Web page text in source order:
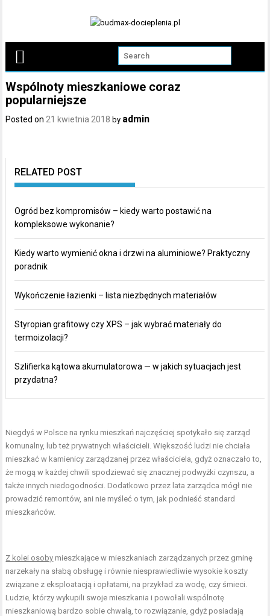
Wspólnoty mieszkaniowe coraz
popularniejsze
Posted on 21 kwietnia 2018 by admin
RELATED POST
Ogród bez kompromisów – kiedy warto postawić na
kompleksowe wykonanie?
Kiedy warto wymienić okna i drzwi na aluminiowe? Praktyczny
poradnik
Wykończenie łazienki – lista niezbędnych materiałów
Styropian grafitowy czy XPS – jak wybrać materiały do
termoizolacji?
Szlifierka kątowa akumulatorowa — w jakich sytuacjach jest
przydatna?
Niegdyś w Polsce na rynku mieszkań najczęściej spotykało się zarząd
komunalny, lub też prywatnych właścicieli. Większość ludzi nie chciała
mieszkać w kamienicy zarządzanej przez właściciela, gdyż oznaczało to,
że mogą w każdej chwili spodziewać się znacznej podwyżki czynszu, a
także innych niedogodności. Dodatkowo przez lata zarządca mógł nie
prowadzić remontów, ani nie myśleć o tym, jak podnieść standard
mieszkańców.
Z kolei osoby mieszkające w mieszkaniach zarządzanych przez gminę
narzekały na słabą obsługę i równie niesprawiedliwie wysokie koszty
związane z eksploatacją i opłatami, na przykład za wodę, czy śmieci.
Ludzie, którzy wykupili swoje mieszkania i powołali wspólnotę
mieszkaniową bardzo sobie chwalą, to rozwiązanie, gdyż posiadają